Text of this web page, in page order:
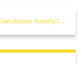
Ganzkörper Training I →